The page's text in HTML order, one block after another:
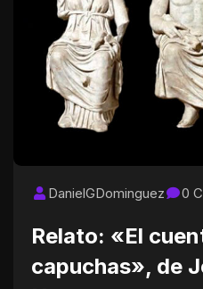
DanielGDominguez 0
Relato: «El
capuchas», de